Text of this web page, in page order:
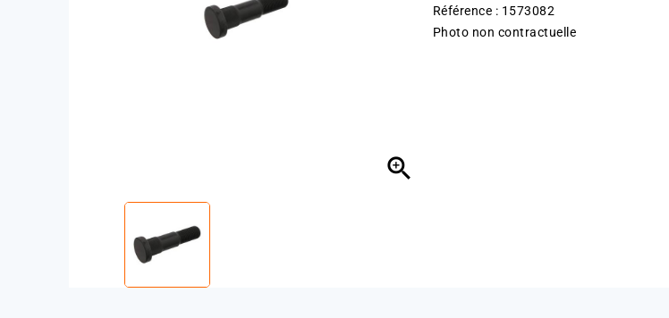

Référence : 1573082
Photo non contractuelle